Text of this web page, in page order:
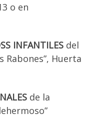
o en
INFANTILES del
Rabones”, Huerta
de la